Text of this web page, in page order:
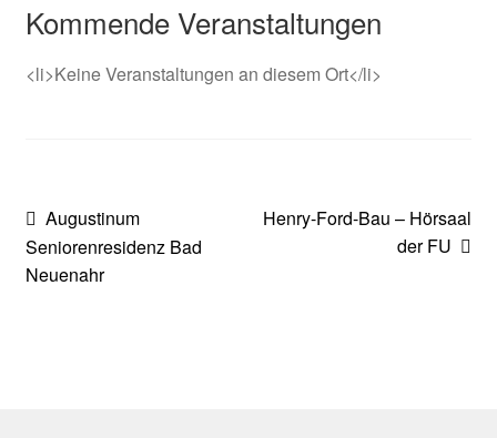
Kommende Veranstaltungen
<li>Keine Veranstaltungen an diesem Ort</li>
Beitragsnavigation
Vorheriger
Beitrag:
Augustinum
Seniorenresidenz Bad
Neuenahr
Nächster
Henry-Ford-Bau – Hörsaal
der FU